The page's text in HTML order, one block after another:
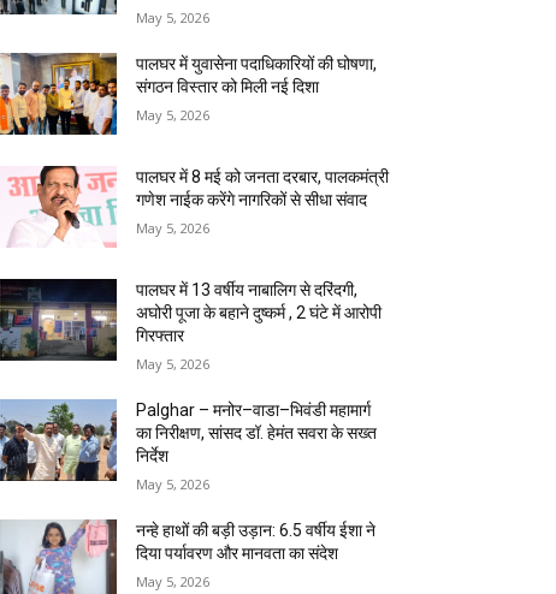
May 5, 2026
पालघर में युवासेना पदाधिकारियों की घोषणा,
संगठन विस्तार को मिली नई दिशा
May 5, 2026
पालघर में 8 मई को जनता दरबार, पालकमंत्री
गणेश नाईक करेंगे नागरिकों से सीधा संवाद
May 5, 2026
पालघर में 13 वर्षीय नाबालिग से दरिंदगी,
अघोरी पूजा के बहाने दुष्कर्म , 2 घंटे में आरोपी
गिरफ्तार
May 5, 2026
Palghar – मनोर–वाडा–भिवंडी महामार्ग
का निरीक्षण, सांसद डॉ. हेमंत सवरा के सख्त
निर्देश
May 5, 2026
नन्हे हाथों की बड़ी उड़ान: 6.5 वर्षीय ईशा ने
दिया पर्यावरण और मानवता का संदेश
May 5, 2026